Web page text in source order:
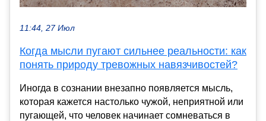
11:44, 27 Июл
Когда мысли пугают сильнее реальности: как
понять природу тревожных навязчивостей?
Иногда в сознании внезапно появляется мысль,
которая кажется настолько чужой, неприятной или
пугающей, что человек начинает сомневаться в